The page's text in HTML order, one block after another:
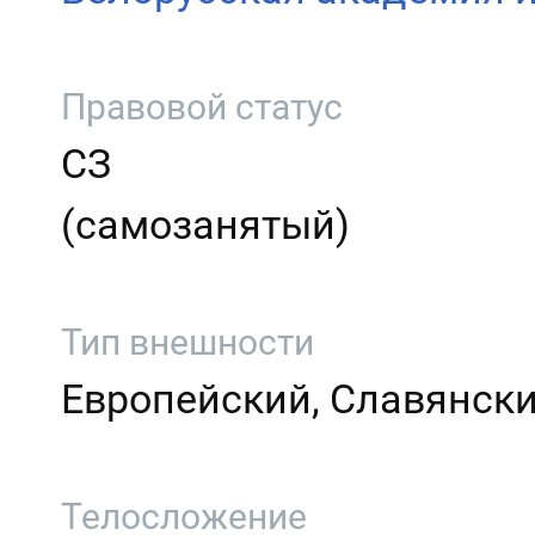
Правовой статус
СЗ
(самозанятый)
Тип внешности
Европейский,
Телосложение